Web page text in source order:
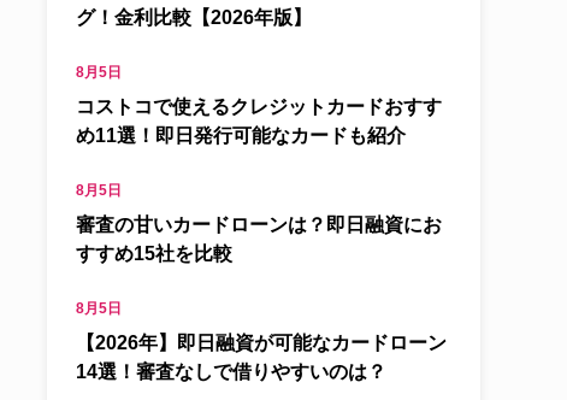
グ！金利比較【2026年版】
8月5日
コストコで使えるクレジットカードおすす
め11選！即日発行可能なカードも紹介
8月5日
審査の甘いカードローンは？即日融資にお
すすめ15社を比較
8月5日
【2026年】即日融資が可能なカードローン
14選！審査なしで借りやすいのは？